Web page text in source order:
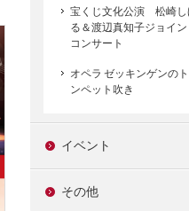
宝くじ文化公演 松崎し
る＆渡辺真知子ジョイン
コンサート
オペラ ゼッキンゲンの
ンペット吹き
イベント
その他